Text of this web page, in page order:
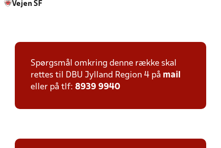
Vejen SF
Spørgsmål omkring denne række skal
rettes til DBU Jylland Region 4 på mail
eller på tlf: 8939 9940